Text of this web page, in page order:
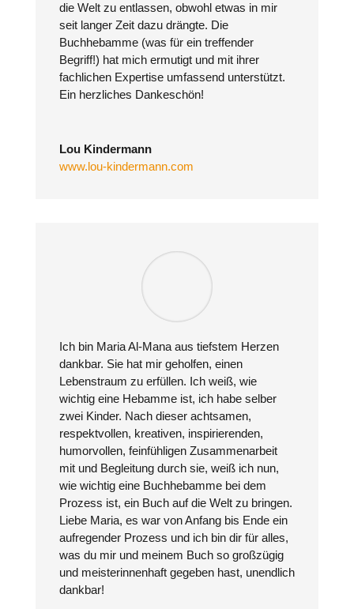
die Welt zu entlassen, obwohl etwas in mir
seit langer Zeit dazu drängte. Die
Buchhebamme (was für ein treffender
Begriff!) hat mich ermutigt und mit ihrer
fachlichen Expertise umfassend unterstützt.
Ein herzliches Dankeschön!
Lou Kindermann
www.lou-kindermann.com
Ich bin Maria Al-Mana aus tiefstem Herzen
dankbar. Sie hat mir geholfen, einen
Lebenstraum zu erfüllen. Ich weiß, wie
wichtig eine Hebamme ist, ich habe selber
zwei Kinder. Nach dieser achtsamen,
respektvollen, kreativen, inspirierenden,
humorvollen, feinfühligen Zusammenarbeit
mit und Begleitung durch sie, weiß ich nun,
wie wichtig eine Buchhebamme bei dem
Prozess ist, ein Buch auf die Welt zu bringen.
Liebe Maria, es war von Anfang bis Ende ein
aufregender Prozess und ich bin dir für alles,
was du mir und meinem Buch so großzügig
und meisterinnenhaft gegeben hast, unendlich
dankbar!